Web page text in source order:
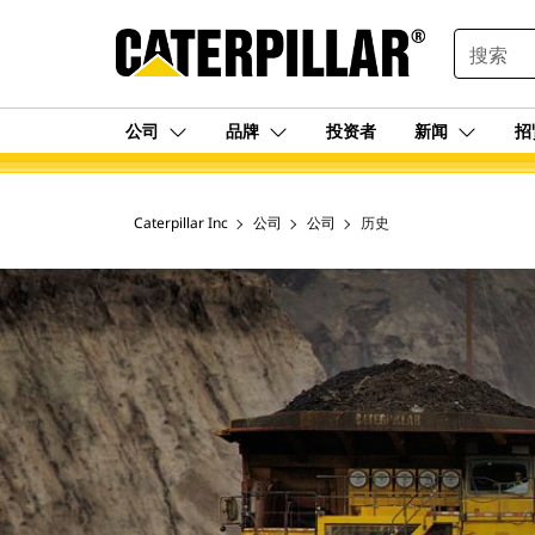
SEARCH
公司 品牌 投资者 新闻
Caterpillar Inc 公司 公司 历史